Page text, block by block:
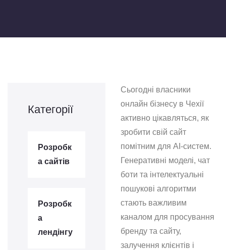
Категорії
Розробк
а сайтів
Розробк
а
лендінгу
Сьогодні власники
онлайн бізнесу в Чехії
активно цікавляться, як
зробити свій сайт
помітним для AI‑систем.
Генеративні моделі, чат
боти та інтелектуальні
пошукові алгоритми
стають важливим
каналом для просування
бренду та сайту,
залучення клієнтів і